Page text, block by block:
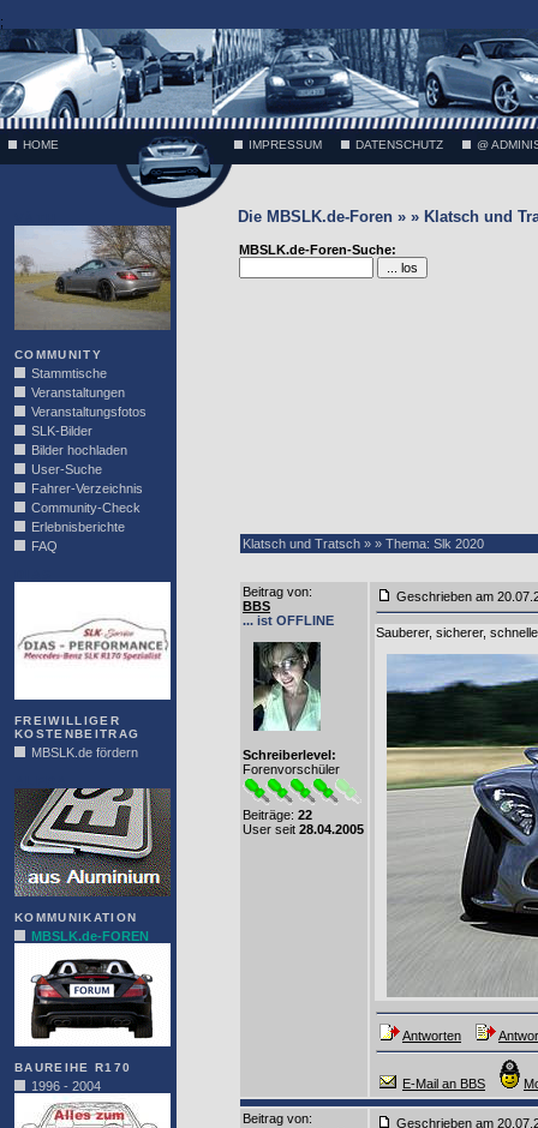
;
HOME IMPRESSUM DATENSCHUTZ @
COMMUNITY
Stammtische
Veranstaltungen
Veranstaltungsfotos
SLK-Bilder
Bilder hochladen
User-Suche
Fahrer-Verzeichnis
Community-Check
Erlebnisberichte
FAQ
FREIWILLIGER
KOSTENBEITRAG
MBSLK.de fördern
KOMMUNIKATION
MBSLK.de-FOREN
BAUREIHE R170
1996 - 2004
Die MBSLK.de-Foren » » Klatsch und
MBSLK.de-Foren-Suche:
Klatsch und Tratsch » » Thema: Slk 2020
Beitrag von:
BBS
... ist OFFLINE
Schreiberlevel:
Forenvorschüler
Beiträge: 22
User seit 28.04.2005
Geschrieben am
Sauberer, sicherer,
Antworten
E-Mail an BBS
Beitrag von: Geschrieben am